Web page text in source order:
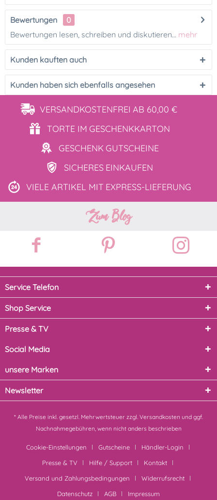
Bewertungen
0
Bewertungen lesen, schreiben und diskutieren... mehr
Kunden kauften auch
Kunden haben sich ebenfalls angesehen
VERSANDKOSTENFREI AB 60,00 €
TORTE IM GESCHENKKARTON
GESCHENK GUTSCHEINE
SICHERES EINKAUFEN
VIELE ARTIKEL MIT EXPRESS-LIEFERUNG
Zum Blog
Service Telefon
Shop Service
Presse & TV
Social Media
unsere Marken
Newsletter
* Alle Preise inkl. gesetzl. Mehrwertsteuer zzgl. Versandkosten und ggf.
Nachnahmegebühren, wenn nicht anders beschrieben
Cookie-Einstellungen Gutscheine
Händler-Login
Presse & TV
Hilfe / Support
Kontakt
Versand und Zahlungsbedingungen
Widerrufsrecht
Datenschutz
AGB Impressum